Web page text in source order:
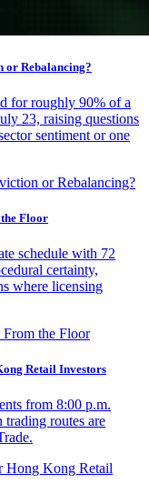
Rebalancing?
for roughly 90% of a
23, raising questions
sentiment or one
or Rebalancing?
Floor
schedule with 72
certainty,
where licensing
From the Floor
Retail Investors
from 8:00 p.m.
routes are
Kong Retail